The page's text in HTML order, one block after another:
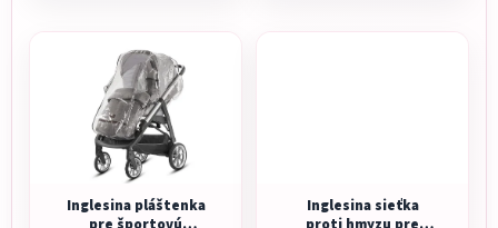
Inglesina pláštenka
Inglesina sieťka